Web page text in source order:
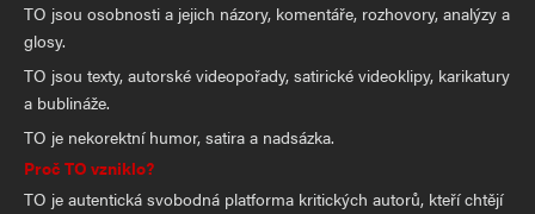
TO jsou osobnosti a jejich názory, komentáře, rozhovory, analýzy a
glosy.
TO jsou texty, autorské videopořady, satirické videoklipy, karikatury
a bublináže.
TO je nekorektní humor, satira a nadsázka.
Proč TO vzniklo?
TO je autentická svobodná platforma kritických autorů, kteří chtějí